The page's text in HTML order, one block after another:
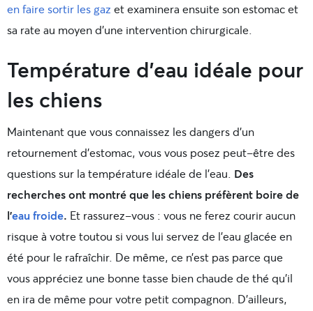
en faire sortir les gaz et examinera ensuite son estomac et
sa rate au moyen d’une intervention chirurgicale.
Température d’eau idéale pour
les chiens
Maintenant que vous connaissez les dangers d’un
retournement d’estomac, vous vous posez peut-être des
questions sur la température idéale de l’eau. Des
recherches ont montré que les chiens préfèrent boire de
l’eau froide. Et rassurez-vous : vous ne ferez courir aucun
risque à votre toutou si vous lui servez de l’eau glacée en
été pour le rafraîchir. De même, ce n’est pas parce que
vous appréciez une bonne tasse bien chaude de thé qu’il
en ira de même pour votre petit compagnon. D’ailleurs,